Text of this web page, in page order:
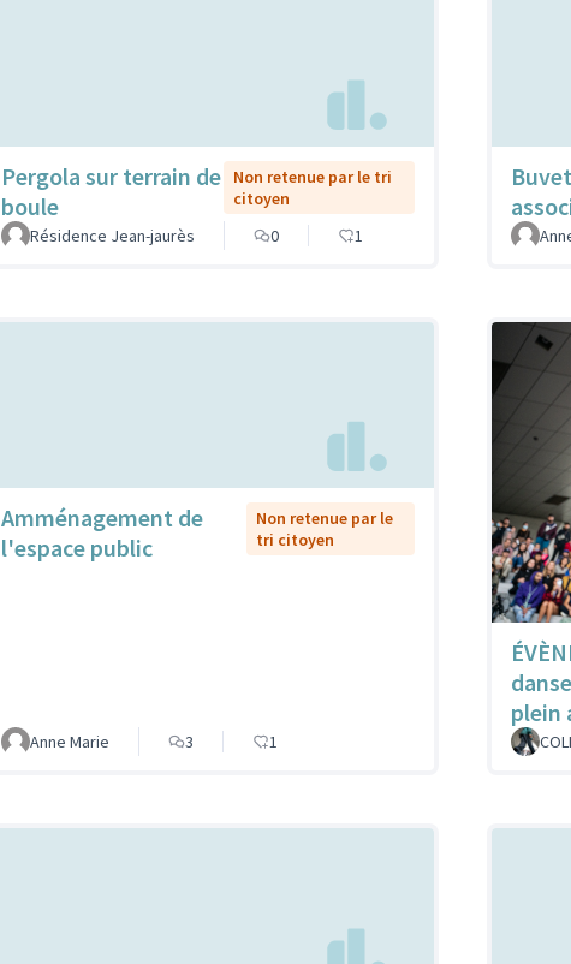
Pergola sur terrain de
boule
Non retenue par le tri
citoyen
Résidence Jean-jaurès
0 1
Amménagement de
l'espace public
Non retenue par le
tri citoyen
Anne Marie 3 1
plein